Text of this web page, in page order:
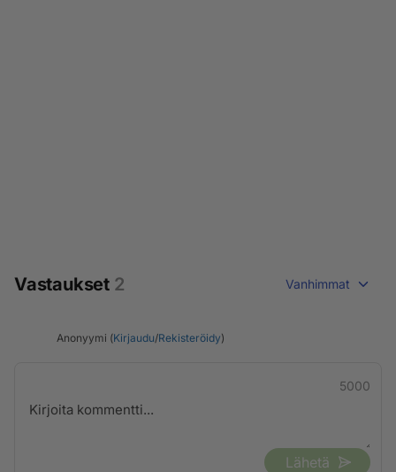
Vastaukset 2 Vanhimmat
Anonyymi (Kirjaudu/Rekisteröidy)
5000
Lähetä